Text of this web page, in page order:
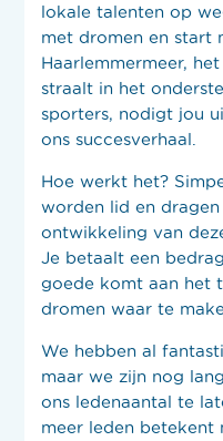
lokale talenten op
met dromen en start
Haarlemmermeer,
straalt in het
sporters, nodigt jou
ons succesverhaal.
Hoe werkt het?
worden lid en
ontwikkeling van
Je betaalt een
goede komt aan het
dromen waar te
We hebben al
maar we zijn nog
ons ledenaantal te
meer leden betekent